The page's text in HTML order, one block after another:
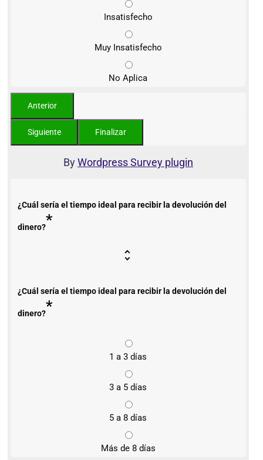
Insatisfecho
Muy Insatisfecho
No Aplica
ByWordpress Survey plugin
¿Cuál sería el tiempo ideal para recibir la devolución del
dinero?*
¿Cuál sería el tiempo ideal para recibir la devolución del
dinero?*
1 a 3 días
3 a 5 días
5 a 8 días
Más de 8 días